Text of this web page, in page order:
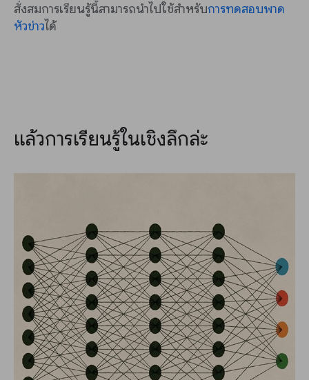
สั่งสมการเรียนรู้นี้สามารถนำไปใช้สำหรับการทดสอบพาด
หัวข่าวได้
แล้วการเรียนรู้ในเชิงลึกล่ะ